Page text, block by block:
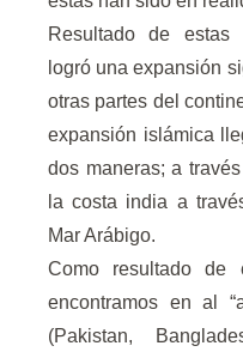
Resultado de estas
logró una expansión
otras partes del
expansión islámica
dos maneras; a
la costa india a
Mar Arábigo.
Como resultado de
encontramos en al
(Pakistan,